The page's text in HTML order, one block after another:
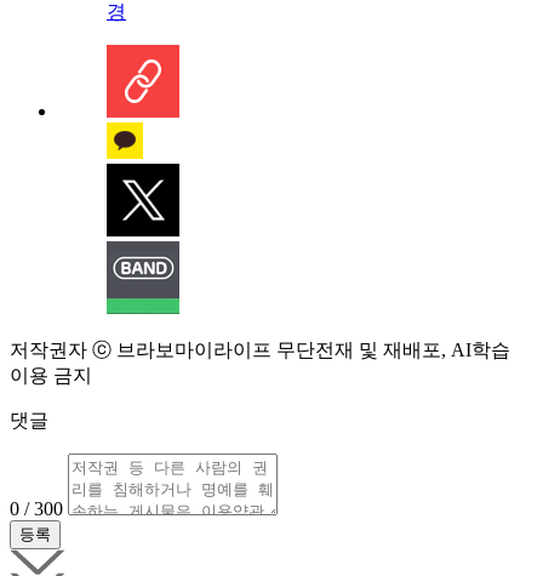
경
저작권자 ⓒ 브라보마이라이프 무단전재 및 재배포, AI학습
이용 금지
댓글
0 / 300